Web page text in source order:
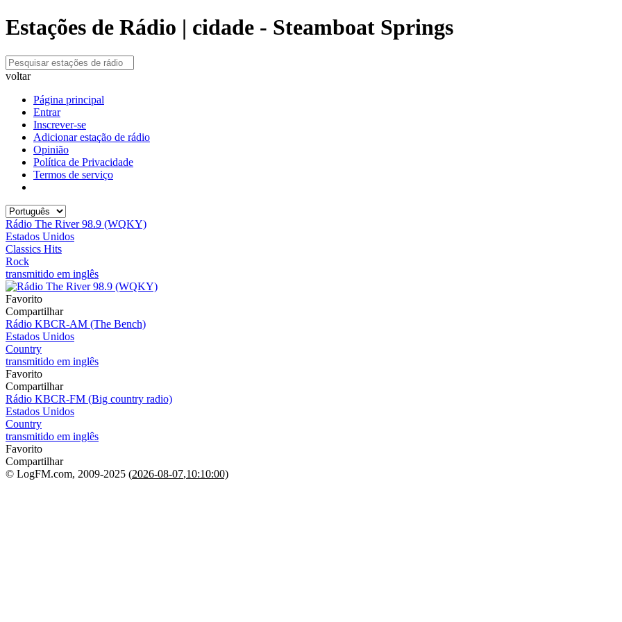
Estações de Rádio | cidade - Steamboat Springs
voltar
Página principal
Entrar
Inscrever-se
Adicionar estação de rádio
Opinião
Política de Privacidade
Termos de serviço
Rádio The River 98.9 (WQKY)
Estados Unidos
Classics Hits
Rock
transmitido em inglês
Favorito
Compartilhar
Rádio KBCR-AM (The Bench)
Estados Unidos
Country
transmitido em inglês
Favorito
Compartilhar
Rádio KBCR-FM (Big country radio)
Estados Unidos
Country
transmitido em inglês
Favorito
Compartilhar
© LogFM.com, 2009-2025 (2026-08-07,10:10:00)